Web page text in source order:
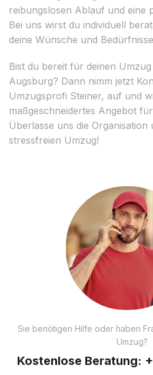
reibungslosen Ablauf und eine
Bei uns wirst du individuell
deine Wünsche und
Bist du bereit für deinen
Augsburg? Dann nimm jetzt
Umzugsprofi Steiner, auf und
maßgeschneidertes Angebot
Überlasse uns die Organisation
stressfreien Umzug!
Sie benötigen Hilfe oder haben
Umzug?
Kostenlose Beratung: